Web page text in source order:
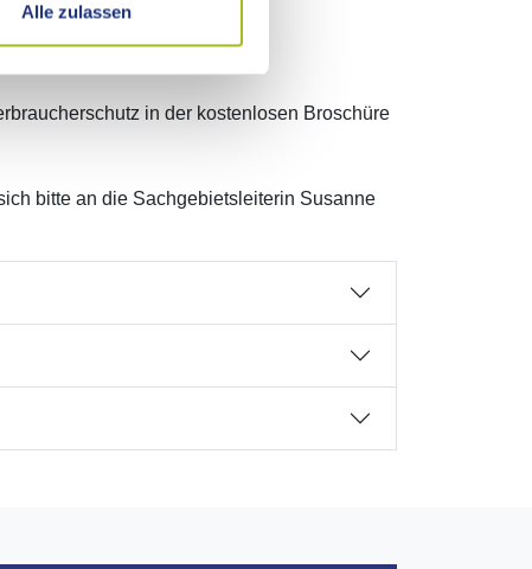
Alle zulassen
in der kostenlosen Broschüre
bitte an die Sachgebietsleiterin Susanne